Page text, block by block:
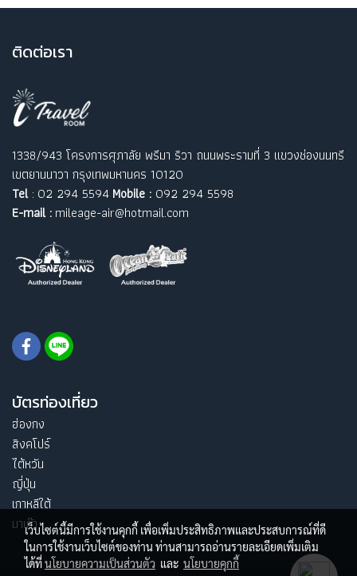
ติดต่อเรา
1338/943 โครงการศุภาลัย พรีมา ริวา ถนนพระรามที่ 3 แขวงช่องนนทรี
เขตยานนาวา กรุงเทพมหานคร 10120
Tel: 02 294 5594 Mobile : 092 294 5598
E-mail : mileage-air@hotmail.com
บัตรท่องเที่ยว
ฮ่องกง
สิงคโปร์
ไต้หวัน
ญี่ปุ่น
เกาหลีใต้
มาเก๊าเว็บไซต์นี้มีการใช้งานคุกกี้ เพื่อเพิ่มประสิทธิภาพและประสบการณ์ที่ดี
ในการใช้งานเว็บไซต์ของท่าน ท่านสามารถอ่านรายละเอียดเพิ่มเติม
ได้ที่นโยบายความเป็นส่วนตัว และ นโยบายคุกกี้